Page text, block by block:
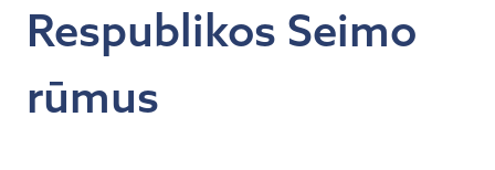
Respublikos Seimo
rūmus